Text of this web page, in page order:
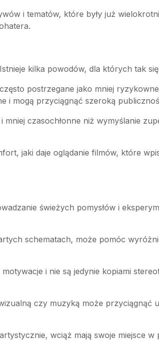
i tematów, które były już
kilka powodów, dla których tak się
postrzegane jako mniej
i mogą przyciągnąć szeroką
czasochłonne niż wymyślanie
jaki daje oglądanie filmów, które
świeżych pomysłów i
schematach, może pomóc
i nie są jedynie kopiami
czy muzyką może przyciągnąć
wciąż mają swoje miejsce w